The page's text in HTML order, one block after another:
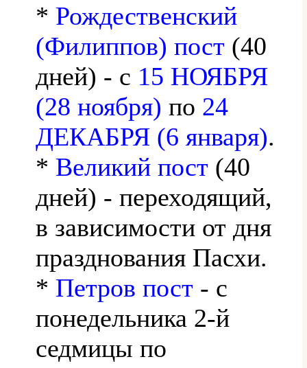
* Рождественский
(Филиппов) пост (40
дней) - с 15 НОЯБРЯ
(28 ноября) по 24
ДЕКАБРЯ (6 января).
* Великий пост (40
дней) - переходящий,
в зависимости от дня
празднования Пасхи.
* Петров пост - с
понедельника 2-й
седмицы по